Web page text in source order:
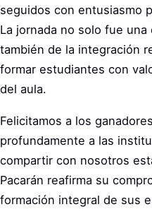
seguidos con entusiasmo
La jornada no solo fue
también de la integración
formar estudiantes con
del aula.
Felicitamos a los
profundamente a las
compartir con nosotros
Pacarán reafirma su
formación integral de sus